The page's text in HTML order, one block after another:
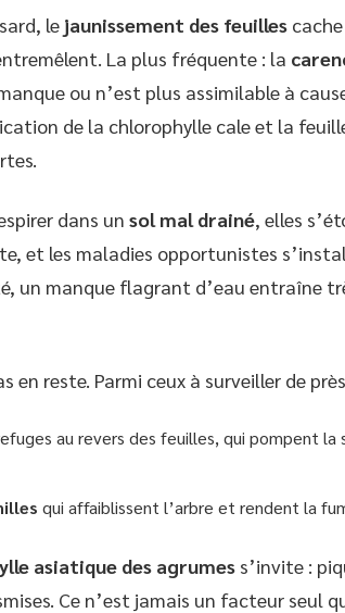
le jaunissement des feuilles
La plus fréquente : la
ou n’est plus assimilable à
de la chlorophylle cale et la
dans un sol mal drainé, elles
et les maladies opportunistes
un manque flagrant d’eau entraîne
en reste. Parmi ceux à surveiller de
au revers des feuilles, qui pompent
qui affaiblissent l’arbre et rendent la
asiatique des agrumes s’invite :
Ce n’est jamais un facteur seul